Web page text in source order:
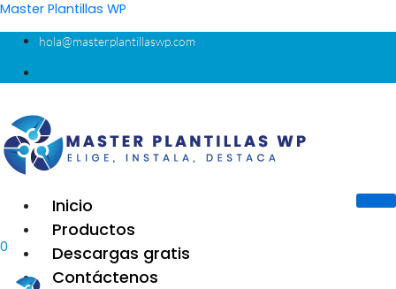
Ir
contenido
Master Plantillas WP
hola@masterplantillaswp.com
Inicio
Productos
Descargas gratis
Contáctenos
0